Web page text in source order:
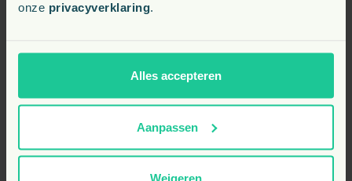
onze privacyverklaring.
Alles accepteren
Aanpassen
Weigeren